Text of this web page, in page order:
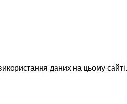
даних на цьому сайті.